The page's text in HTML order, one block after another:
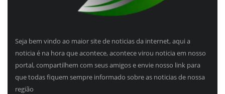
Seja bem vindo ao maior site de noticias da internet, aqui a
noticia é na hora que acontece, acontece virou noticia em nosso
portal, compartilhem com seus amigos e envie nosso link para
que todas fiquem sempre informado sobre as noticias de nossa
região